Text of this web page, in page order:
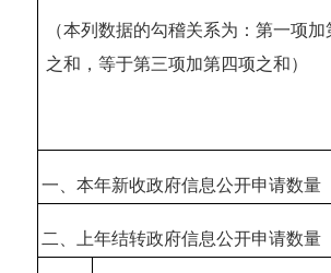
（本列数据的勾稽关系为：第一项加
之和，等于第三项加第四项之和）
一、本年新收政府信息公开申请数量
二、上年结转政府信息公开申请数量